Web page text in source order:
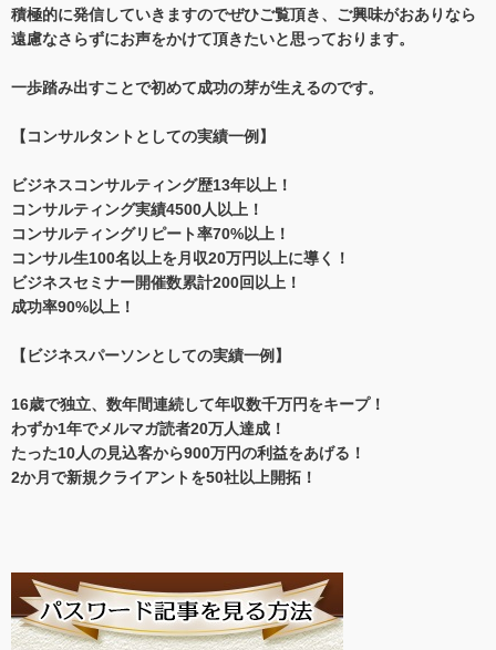
積極的に発信していきますのでぜひご覧頂き、ご興味がおありなら
遠慮なさらずにお声をかけて頂きたいと思っております。
一歩踏み出すことで初めて成功の芽が生えるのです。
【コンサルタントとしての実績一例】
ビジネスコンサルティング歴13年以上！
コンサルティング実績4500人以上！
コンサルティングリピート率70%以上！
コンサル生100名以上を月収20万円以上に導く！
ビジネスセミナー開催数累計200回以上！
成功率90%以上！
【ビジネスパーソンとしての実績一例】
16歳で独立、数年間連続して年収数千万円をキープ！
わずか1年でメルマガ読者20万人達成！
たった10人の見込客から900万円の利益をあげる！
2か月で新規クライアントを50社以上開拓！